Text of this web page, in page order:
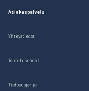
Asiakaspalvelu
Yhteystiedot
Toimitusehdot
Tietosuoja- ja